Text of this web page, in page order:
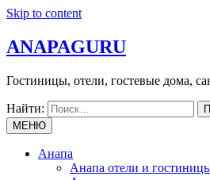
Skip to content
ANAPAGURU
Гостиницы, отели, гостевые дома,
Найти:
МЕНЮ
Анапа
Анапа отели и